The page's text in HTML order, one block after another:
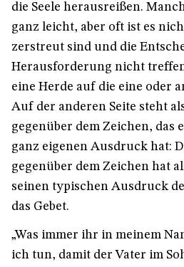
die Seele herausreißen.
ganz leicht, aber oft ist es
zerstreut sind und die
Herausforderung nicht
eine Herde auf die eine oder
Auf der anderen Seite steht
gegenüber dem Zeichen, das
ganz eigenen Ausdruck hat:
gegenüber dem Zeichen hat
seinen typischen Ausdruck
das Gebet.
„Was immer ihr in meinem
ich tun, damit der Vater im